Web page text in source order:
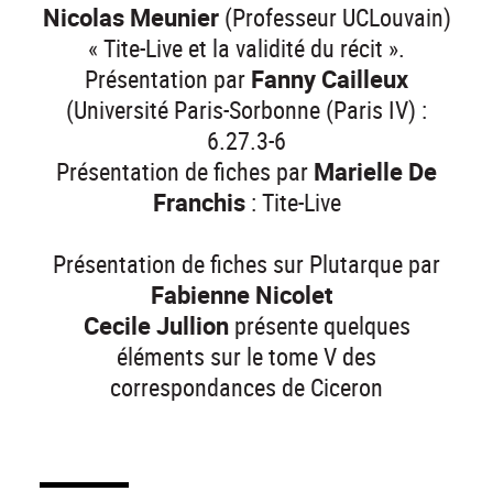
Nicolas Meunier (Professeur UCLouvain)
« Tite-Live et la validité du récit ».
Présentation par Fanny Cailleux
(Université Paris-Sorbonne (Paris IV) :
6.27.3-6
Présentation de fiches par Marielle De
Franchis: Tite-Live
Présentation de fiches sur Plutarque par
Fabienne Nicolet
Cecile Jullionprésente quelques
éléments sur le tome V des
correspondances de Ciceron